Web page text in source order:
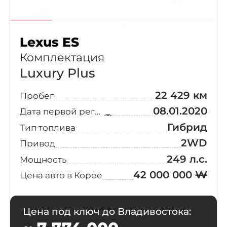
Bentley
Maserati(1)
Rolls-Royce(1)
Aston Martin
Deluxe(1)
Earth
Exclusive +
Expedition
Gravity (1)
Light(1)
Majesty
Lexus ES
Комплектация
Luxury Plus
Пробег 22 429 км
Дата первой регистрации 08.01.2020
Тип топлива Гибрид
Привод 2WD
Мощность 249 л.с.
Цена авто в Корее 42 000 000 ₩
Цена под ключ до Владивостока: